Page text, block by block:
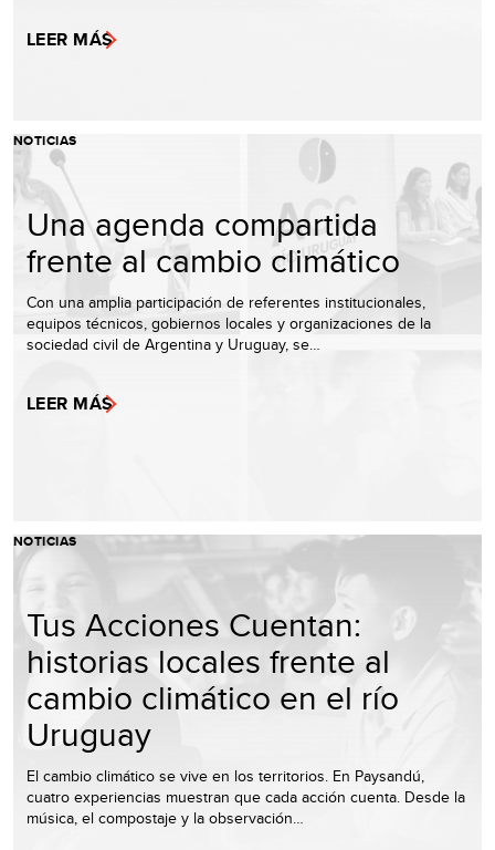
LEER MÁS
NOTICIAS
Una agenda compartida
frente al cambio climático
Con una amplia participación de referentes institucionales,
equipos técnicos, gobiernos locales y organizaciones de la
sociedad civil de Argentina y Uruguay, se…
LEER MÁS
NOTICIAS
Tus Acciones Cuentan:
historias locales frente al
cambio climático en el río
Uruguay
El cambio climático se vive en los territorios. En Paysandú,
cuatro experiencias muestran que cada acción cuenta. Desde la
música, el compostaje y la observación…